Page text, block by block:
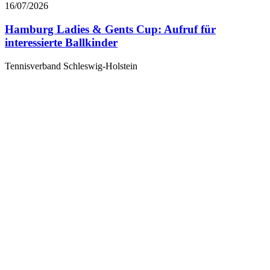
16/07/2026
Hamburg Ladies & Gents Cup: Aufruf für
interessierte Ballkinder
Tennisverband Schleswig-Holstein